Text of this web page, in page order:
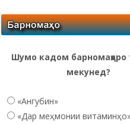
Шумо кадом
мекунед?
«Ангубин»
«Дар меҳмонии